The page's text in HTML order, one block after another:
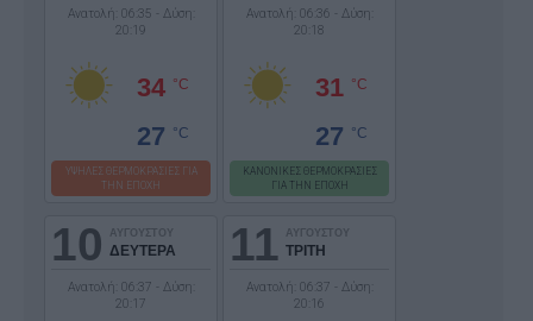
Ανατολή: 06:35 - Δύση:
20:19
34 °C
27 °C
ΥΨΗΛΕΣ ΘΕΡΜΟΚΡΑΣΙΕΣ ΓΙΑ
ΤΗΝ ΕΠΟΧΗ
Ανατολή: 06:36 - Δύση:
20:18
31 °C
27 °C
ΚΑΝΟΝΙΚΕΣ ΘΕΡΜΟΚΡΑΣΙΕΣ
ΓΙΑ ΤΗΝ ΕΠΟΧΗ
10 ΑΥΓΟΥΣΤΟΥ
ΔΕΥΤΕΡΑ
Ανατολή: 06:37 - Δύση:
20:17
11 ΑΥΓΟΥΣΤΟΥ
ΤΡΙΤΗ
Ανατολή: 06:37 - Δύση:
20:16